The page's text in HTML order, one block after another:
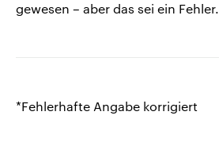
gewesen – aber das sei ein Fehler.
*Fehlerhafte Angabe korrigiert